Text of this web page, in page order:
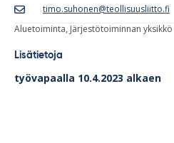
timo.suhonen@teollisuusliitto.fi
Aluetoiminta, Järjestötoiminnan yksikkö
Lisätietoja
työvapaalla 10.4.2023 alkaen